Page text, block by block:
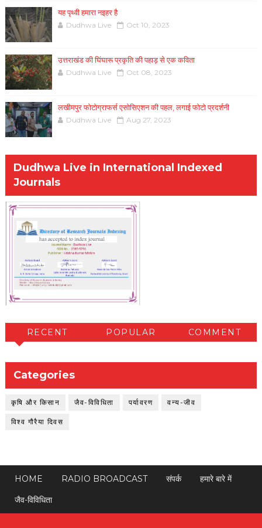
यह पृथ्वी हमारा नइहर है
Dudhwa Live Oct 10, 2023
उत्तराखंड की घिंघारू प्रकृति की पहाड़ से एक कविता
Dudhwa Live Oct 08, 2023
लखीमपुर फोटोग्राफर्स एसोसिएशन की पहल, लगाई फोटो प्रदर्शनी
Dudhwa Live Aug 27, 2023
Dudhwa Live in International Indexed
Journals
RECENT POPULAR COMMENT
Categories
कृषि और किसान जैव-विविधिता पर्यावरण वन्य-जीव
विश्व गौरैया दिवस
HOME RADIO BROADCAST संपर्क
हमारे बारे में
जैव-विविधिता